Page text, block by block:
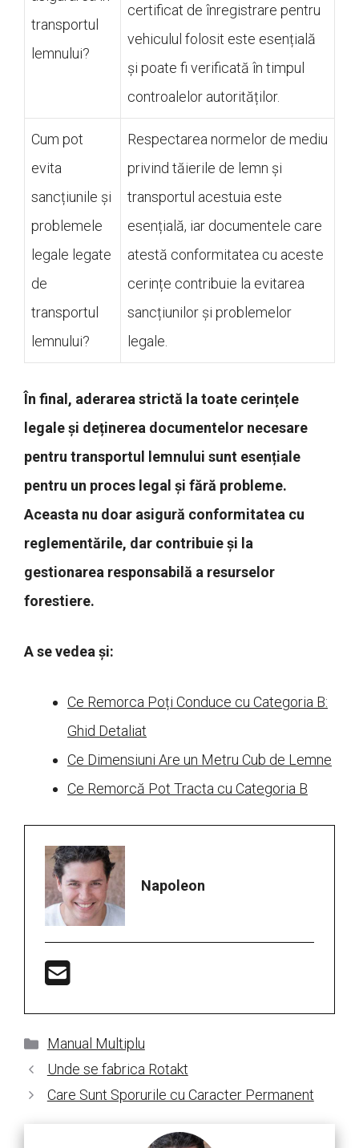
transportul
lemnului?
certificat de înregistrare pentru
vehiculul folosit este esențială
și poate fi verificată în timpul
controalelor autorităților.
Cum pot
evita
sancțiunile și
problemele
legale legate
de
transportul
lemnului?
Respectarea normelor de mediu
privind tăierile de lemn și
transportul acestuia este
esențială, iar documentele care
atestă conformitatea cu aceste
cerințe contribuie la evitarea
sancțiunilor și problemelor
legale.
În final, aderarea strictă la toate cerințele
legale și deținerea documentelor necesare
pentru transportul lemnului sunt esențiale
pentru un proces legal și fără probleme.
Aceasta nu doar asigură conformitatea cu
reglementările, dar contribuie și la
gestionarea responsabilă a resurselor
forestiere.
A se vedea și:
Ce Remorca Poți Conduce cu Categoria B:
Ghid Detaliat
Ce Dimensiuni Are un Metru Cub de Lemne
Ce Remorcă Pot Tracta cu Categoria B
Napoleon
Categorii
Manual Multiplu
Unde se fabrica Rotakt
Care Sunt Sporurile cu Caracter Permanent